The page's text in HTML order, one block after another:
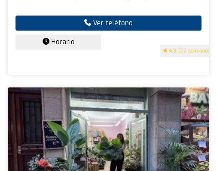
4.9 (62 opiniones)
Ver teléfono
Horario